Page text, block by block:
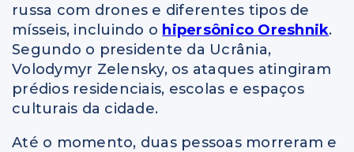
russa com drones e diferentes tipos de
mísseis, incluindo o hipersônico Oreshnik.
Segundo o presidente da Ucrânia,
Volodymyr Zelensky, os ataques atingiram
prédios residenciais, escolas e espaços
culturais da cidade.
Até o momento, duas pessoas morreram e